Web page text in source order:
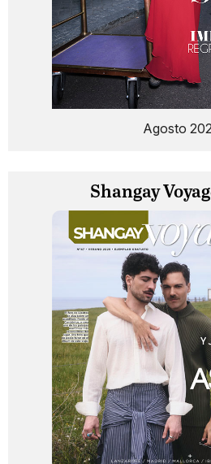
Agosto
Shangay